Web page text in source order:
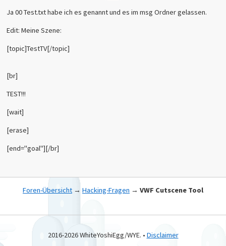
Ja 00 Test.txt habe ich es genannt und es im msg Ordner gelassen.
Edit: Meine Szene:
[topic]TestTV[/topic]
[br]
TEST!!!
[wait]
[erase]
[end="goal"][/br]
Foren-Übersicht → Hacking-Fragen → VWF Cutscene Tool
2016-2026 WhiteYoshiEgg/WYE. • Disclaimer